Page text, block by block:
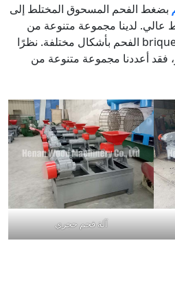
بضغط الفحم المسحوق المختلط إلى
لدينا مجموعة متنوعة من
القوالب المختلفة لصنع briquettes الفحم بأشكال مختلفة. نظرًا
فقد أعددنا مجموعة متنوعة من
آلة فحم حجري